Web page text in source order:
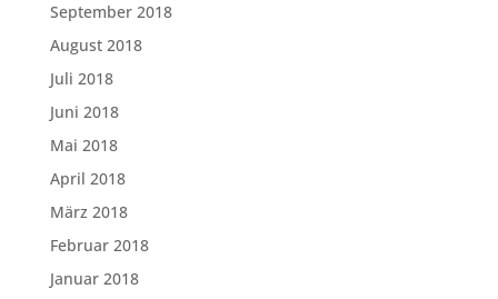
September 2018
August 2018
Juli 2018
Juni 2018
Mai 2018
April 2018
März 2018
Februar 2018
Januar 2018